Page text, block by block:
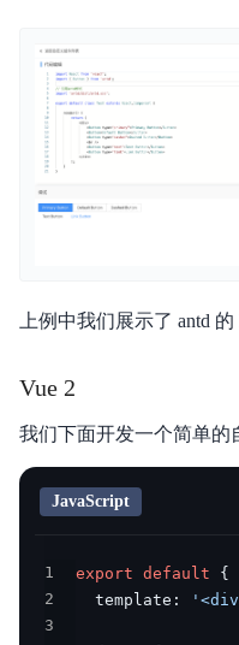
上例中我们展示了 antd 的
Vue 2
我们下面开发一个简单的
JavaScript
1 export default
{
2
  template
:
3